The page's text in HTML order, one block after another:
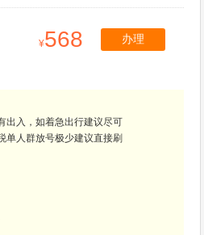
568 办理
出入，如着急出行建议尽可
单人群放号极少建议直接刷